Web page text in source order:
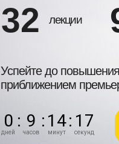
0
дней
: 9
часов
: 14
минут
: 16
секунд
Успейте до
приближением
32 лекции